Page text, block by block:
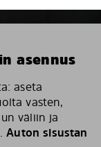
asennus
aseta
vasten,
väliin ja
Auton sisustan